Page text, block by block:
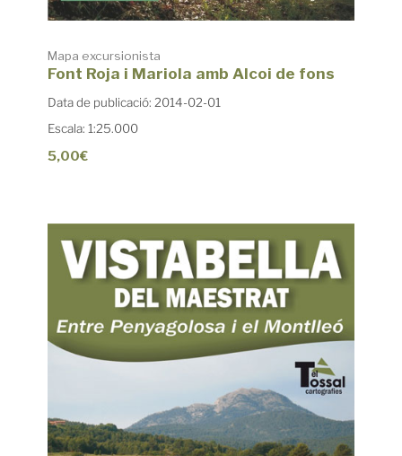
Mapa excursionista
Font Roja i Mariola amb Alcoi de fons
Data de publicació: 2014-02-01
Escala: 1:25.000
5,00€